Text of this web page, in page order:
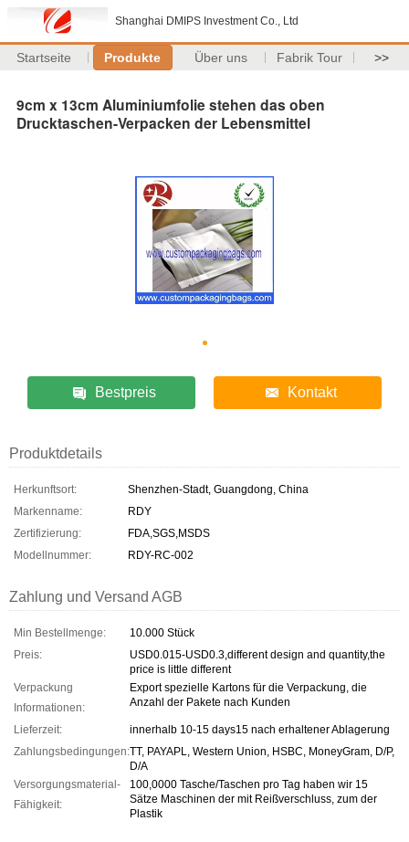
Shanghai DMIPS Investment Co., Ltd
Startseite Produkte Über uns Fabrik Tour >>
9cm x 13cm Aluminiumfolie stehen das oben
Drucktaschen-Verpacken der Lebensmittel
Bestpreis Kontakt
Produktdetails
Herkunftsort:
Shenzhen-Stadt, Guangdong, China
Markenname:
RDY
Zertifizierung:
FDA,SGS,MSDS
Modellnummer:
RDY-RC-002
Zahlung und Versand AGB
Min Bestellmenge:
10.000 Stück
Preis:
USD0.015-USD0.3,different design and quantity,the
price is little different
Verpackung
Informationen:
Export spezielle Kartons für die Verpackung, die
Anzahl der Pakete nach Kunden
Lieferzeit:
innerhalb 10-15 days15 nach erhaltener Ablagerung
Zahlungsbedingungen:TT, PAYAPL, Western Union, HSBC, MoneyGram, D/P,
D/A
Versorgungsmaterial-
Fähigkeit:
100,0000 Tasche/Taschen pro Tag haben wir 15
Sätze Maschinen der mit Reißverschluss, zum der
Plastik